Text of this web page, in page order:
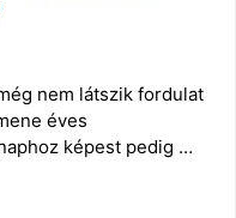
nem látszik fordulat
éves
képest pedig …